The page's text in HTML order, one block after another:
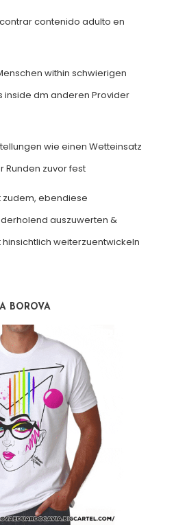
contenido adulto en
within schwierigen
inside dm anderen Provider
wie einen Wetteinsatz
Runden zuvor fest
zudem, ebendiese
auszuwerten &
weiterzuentwickeln
BOROVA